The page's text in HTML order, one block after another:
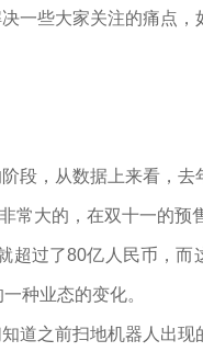
一些大家关注的痛点，
段，从数据上来看，去
常大的，在双十一的预
超过了80亿人民币，而
种业态的变化。
道之前扫地机器人出现